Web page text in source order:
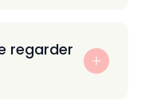
regarder